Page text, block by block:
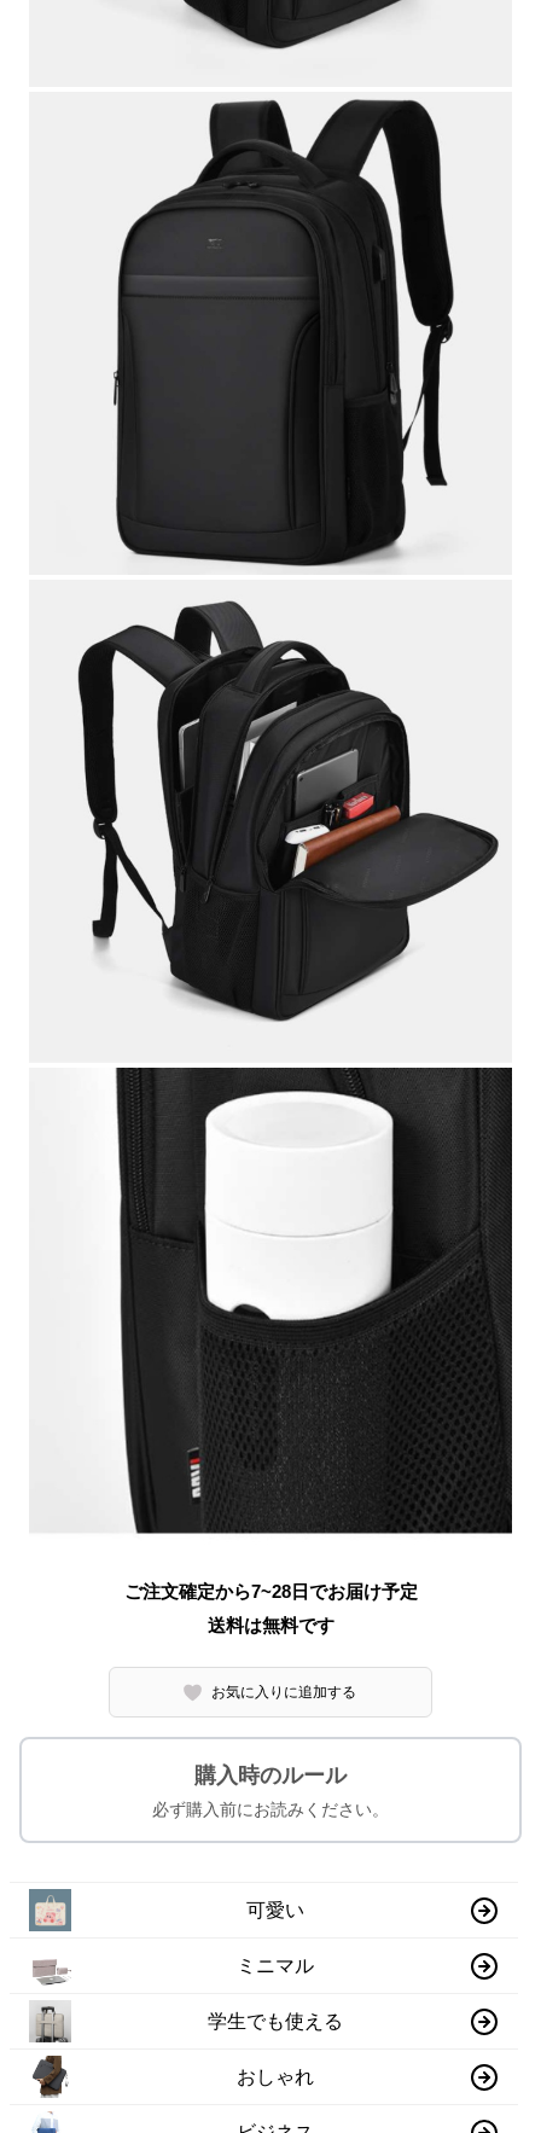
ご注文確定から7~28日でお届け予定
送料は無料です
お気に入りに追加する
購入時のルール
必ず購入前にお読みください。
可愛い
ミニマル
学生でも使える
おしゃれ